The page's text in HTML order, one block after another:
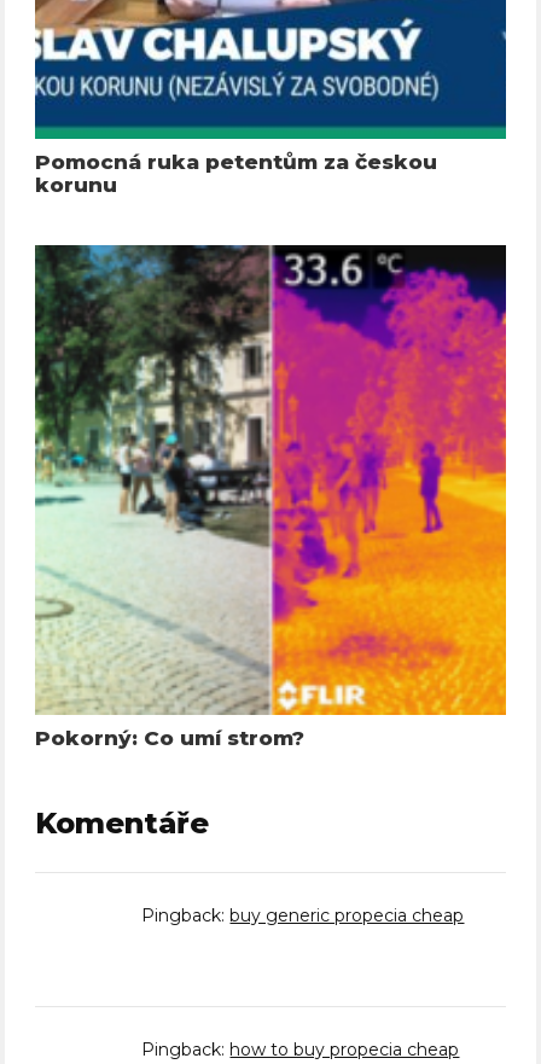
Pomocná ruka petentům za českou
korunu
Pokorný: Co umí strom?
Komentáře
Pingback:buy generic propecia cheap
Pingback: how to buy propecia cheap